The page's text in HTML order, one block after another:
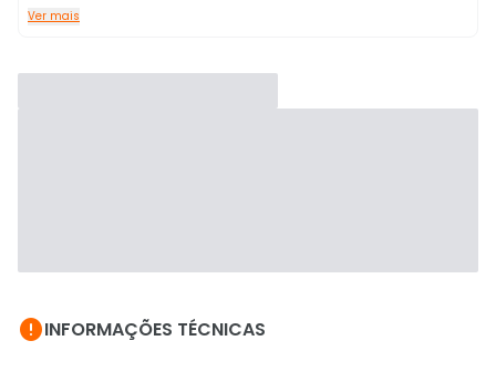
Ver mais
INFORMAÇÕES TÉCNICAS